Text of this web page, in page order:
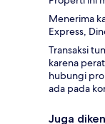
Menerima
Express,
Transaksi
karena
hubungi
ada pada
Juga